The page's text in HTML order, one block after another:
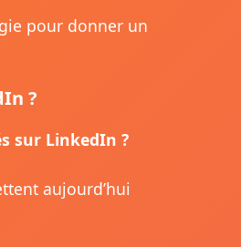
pour donner un
?
sur LinkedIn ?
aujourd’hui